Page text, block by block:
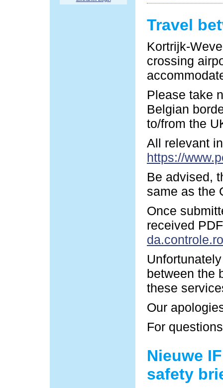
Travel
Kortrijk-
crossing
Please take
Belgian
to/from the
All relevant
https://
Be advised,
same as the
Once
received
between the
these
Our
For
Nieuwe
safety